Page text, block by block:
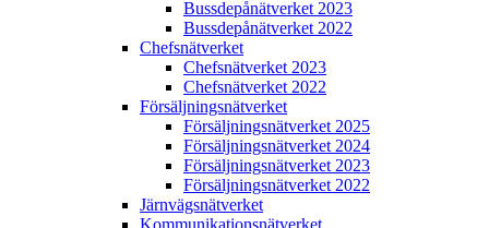
Bussdepå­nätverket 2023
Bussdepå­nätverket 2022
Chefs­nätverket
Chefs­nätverket 2023
Chefs­nätverket 2022
Försäljnings­nätverket
Försäljnings­nätverket 2025
Försäljnings­nätverket 2024
Försäljnings­nätverket 2023
Försäljnings­nätverket 2022
Järnvägs­nätverket
Kommunikations­nätverket